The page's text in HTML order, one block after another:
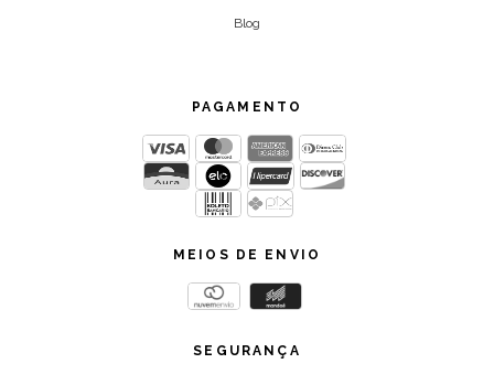
Blog
PAGAMENTO
MEIOS DE ENVIO
SEGURANÇA